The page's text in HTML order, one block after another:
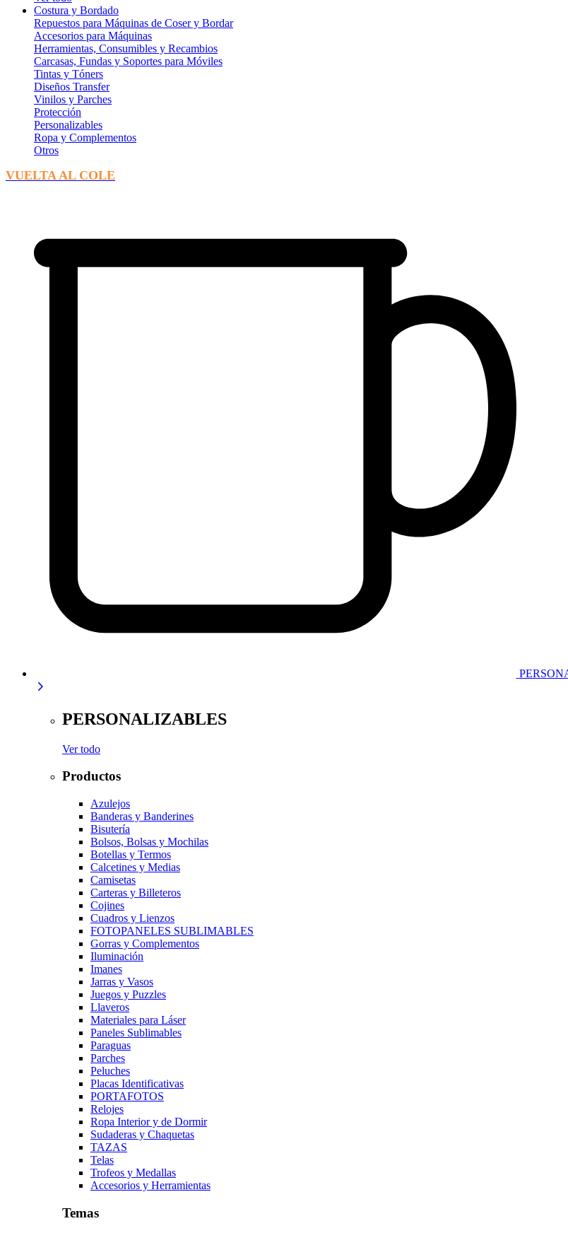
Costura y Bordado
Repuestos para Máquinas de Coser y Bordar
Accesorios para Máquinas
Herramientas, Consumibles y Recambios
Carcasas, Fundas y Soportes para Móviles
Tintas y Tóners
Diseños Transfer
Vinilos y Parches
Protección
Personalizables
Ropa y Complementos
Otros
VUELTA AL COLE
PERSONALIZABLES
Ver todo
Productos
Azulejos
Banderas y Banderines
Bisutería
Bolsos, Bolsas y Mochilas
Botellas y Termos
Calcetines y Medias
Camisetas
Carteras y Billeteros
Cojines
Cuadros y Lienzos
FOTOPANELES SUBLIMABLES
Gorras y Complementos
Iluminación
Imanes
Jarras y Vasos
Juegos y Puzzles
Llaveros
Materiales para Láser
Paneles Sublimables
Paraguas
Parches
Peluches
Placas Identificativas
PORTAFOTOS
Relojes
Ropa Interior y de Dormir
Sudaderas y Chaquetas
TAZAS
Telas
Trofeos y Medallas
Accesorios y Herramientas
Temas